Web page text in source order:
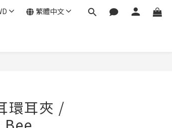
繁體中文
環耳夾 /